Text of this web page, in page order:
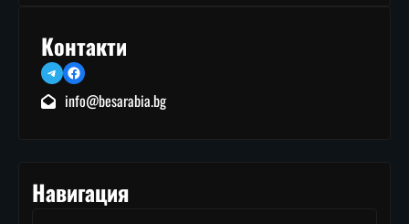
Контакти
TelegramFacebook
info@besarabia.bg
Навигация